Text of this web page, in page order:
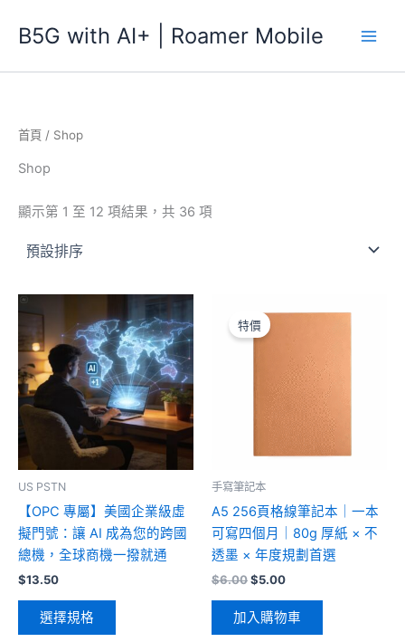
要
B5G with AI+ | Roamer Mobile
首頁 / Shop
Shop
顯示第 1 至 12 項結果，共 36 項
US PSTN
【OPC 專屬】美國企業級虛
擬門號：讓 AI 成為您的跨國
總機，全球商機一撥就通
$13.50
選擇規格
此
特價
手寫筆記本
A5 256頁格線筆記本｜一本
可寫四個月｜80g 厚紙 × 不
透墨 × 年度規劃首選
$6.00原
價
格：
$5.00目
價
格：
加入購物車